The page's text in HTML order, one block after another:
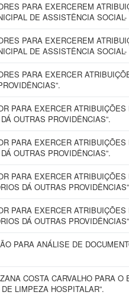
PARA EXERCEREM
DE ASSISTÊNCIA SOCIAL-
PARA EXERCEREM
DE ASSISTÊNCIA SOCIAL-
PARA EXERCER
PARA EXERCER
OUTRAS PROVIDÊNCIAS”.
PARA EXERCER
OUTRAS PROVIDÊNCIAS”.
PARA EXERCER
DÁ OUTRAS
PARA EXERCER
DÁ OUTRAS
PARA ANÁLISE DE
COSTA CARVALHO PARA O
LIMPEZA HOSPITALAR”.